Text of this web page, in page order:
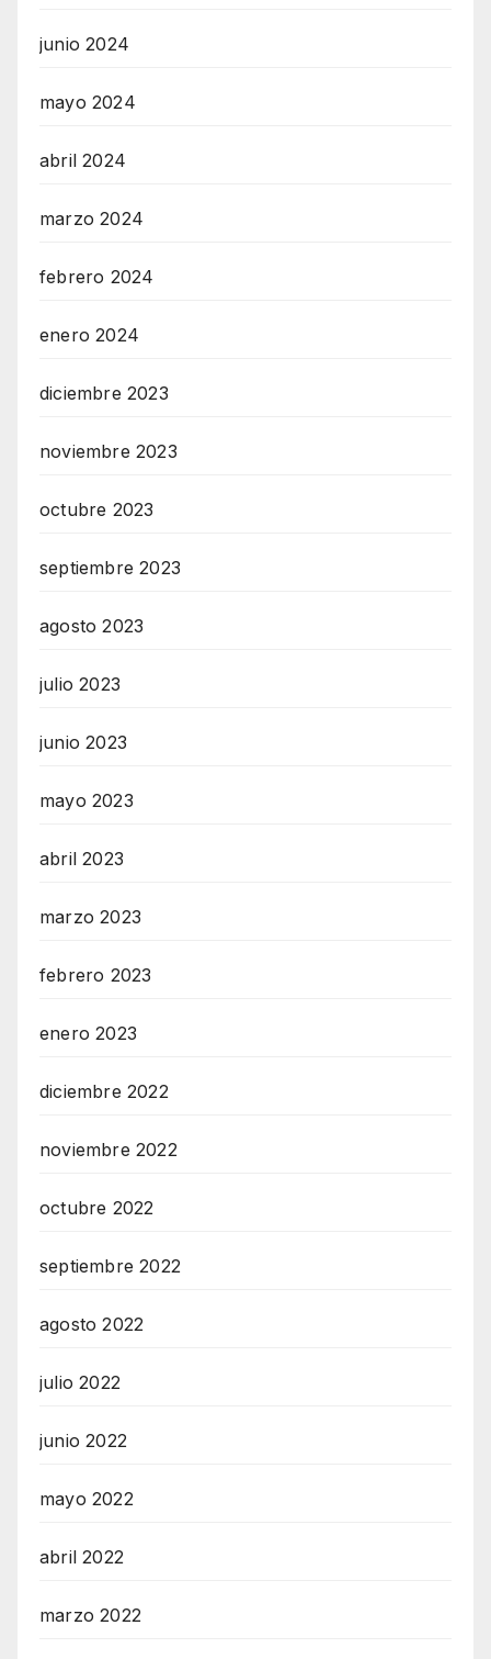
junio 2024
mayo 2024
abril 2024
marzo 2024
febrero 2024
enero 2024
diciembre 2023
noviembre 2023
octubre 2023
septiembre 2023
agosto 2023
julio 2023
junio 2023
mayo 2023
abril 2023
marzo 2023
febrero 2023
enero 2023
diciembre 2022
noviembre 2022
octubre 2022
septiembre 2022
agosto 2022
julio 2022
junio 2022
mayo 2022
abril 2022
marzo 2022